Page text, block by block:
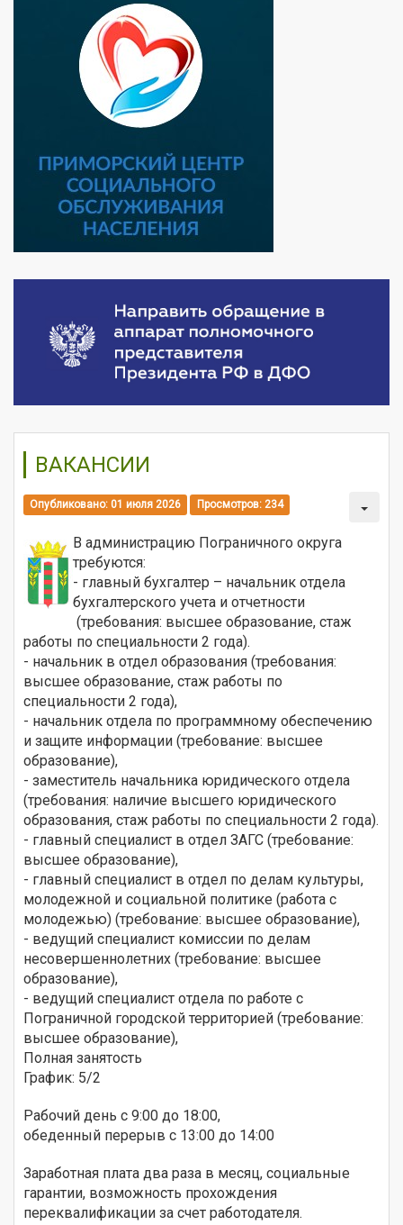
ВАКАНСИИ
Опубликовано: 01 июля 2026 Просмотров: 234
В администрацию Пограничного округа
требуются:
- главный бухгалтер – начальник отдела
бухгалтерского учета и отчетности
(требования: высшее образование, стаж
работы по специальности 2 года).
- начальник в отдел образования (требования:
высшее образование, стаж работы по
специальности 2 года),
- начальник отдела по программному обеспечению
и защите информации (требование: высшее
образование),
- заместитель начальника юридического отдела
(требования: наличие высшего юридического
образования, стаж работы по специальности 2 года).
- главный специалист в отдел ЗАГС (требование:
высшее образование),
- главный специалист в отдел по делам культуры,
молодежной и социальной политике (работа с
молодежью) (требование: высшее образование),
- ведущий специалист комиссии по делам
несовершеннолетних (требование: высшее
образование),
- ведущий специалист отдела по работе с
Пограничной городской территорией (требование:
высшее образование),
Полная занятость
График: 5/2
Рабочий день с 9:00 до 18:00,
обеденный перерыв с 13:00 до 14:00
Заработная плата два раза в месяц, социальные
гарантии, возможность прохождения
переквалификации за счет работодателя.